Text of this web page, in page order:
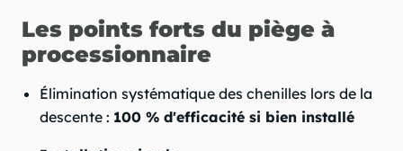
Les points forts du piège à
processionnaire
Élimination systématique des chenilles lors de la
descente : 100 % d'efficacité si bien installé